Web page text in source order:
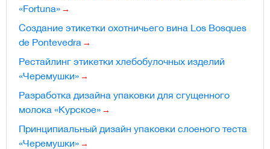
«Fortuna»
Создание этикетки охотничьего вина Los Bosques
de Pontevedra
Рестайлинг этикетки хлебобулочных изделий
«Черемушки»
Разработка дизайна упаковки для сгущенного
молока «Курское»
Принципиальный дизайн упаковки слоеного теста
«Черемушки»